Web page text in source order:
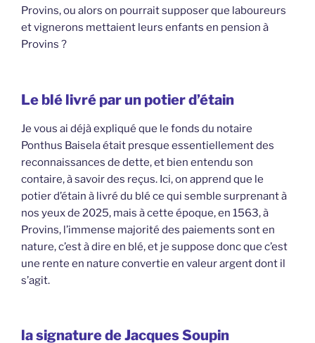
Provins, ou alors on pourrait supposer que laboureurs
et vignerons mettaient leurs enfants en pension à
Provins ?
Le blé livré par un potier d’étain
Je vous ai déjà expliqué que le fonds du notaire
Ponthus Baisela était presque essentiellement des
reconnaissances de dette, et bien entendu son
contaire, à savoir des reçus. Ici, on apprend que le
potier d’étain à livré du blé ce qui semble surprenant à
nos yeux de 2025, mais à cette époque, en 1563, à
Provins, l’immense majorité des paiements sont en
nature, c’est à dire en blé, et je suppose donc que c’est
une rente en nature convertie en valeur argent dont il
s’agit.
la signature de Jacques Soupin